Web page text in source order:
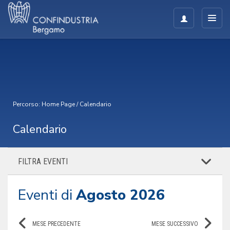
Percorso: Home Page/Calendario
Calendario
FILTRA EVENTI
Eventi di Agosto 2026
MESE PRECEDENTE MESE SUCCESSIVO